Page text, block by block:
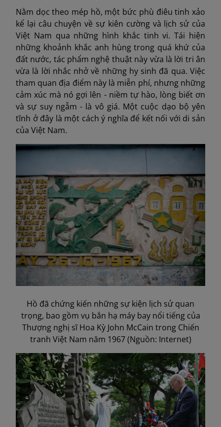
Nằm dọc theo mép hồ, một bức phù điêu tinh xảo
kể lại câu chuyện về sự kiên cường và lịch sử của
Việt Nam qua những hình khắc tinh vi. Tái hiện
những khoảnh khắc anh hùng trong quá khứ của
đất nước, tác phẩm nghệ thuật này vừa là lời tri ân
vừa là lời nhắc nhở về những hy sinh đã qua. Việc
tham quan địa điểm này là miễn phí, nhưng những
cảm xúc mà nó gợi lên - niềm tự hào, lòng biết ơn
và sự suy ngẫm - là vô giá. Một cuộc dạo bộ yên
tĩnh ở đây là một cách ý nghĩa để kết nối với di sản
của Việt Nam.
Hồ đã chứng kiến những sự kiện lịch sử quan
trọng, bao gồm vụ bắn hạ máy bay nổi tiếng của
Thượng nghị sĩ Hoa Kỳ John McCain trong Chiến
tranh Việt Nam năm 1967 (Nguồn: Internet)